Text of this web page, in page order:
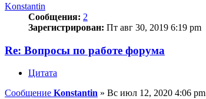
Konstantin
Сообщения: 2
Зарегистрирован: Пт авг 30, 2019 6:19 pm
Re: Вопросы по работе форума
Цитата
Сообщение Konstantin » Вс июл 12, 2020 4:06 pm